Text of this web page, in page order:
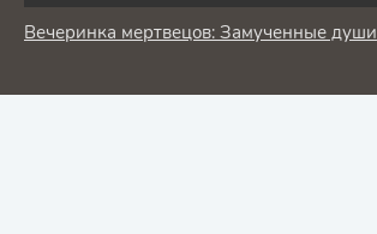
Вечеринка мертвецов: Замученные души